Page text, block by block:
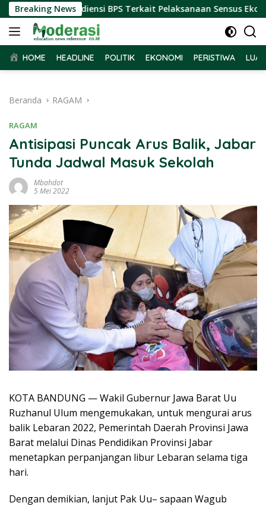
Langsung
ke
konten
Breaking News
Terima Audiensi BPS Terkait Pelaksanaan Sensus Ekonomi
HOME HEADLINE POLITIK EKONOMI PERISTIWA
Beranda RAGAM
RAGAM
Antisipasi Puncak Arus Balik, Jabar
Tunda Jadwal Masuk Sekolah
Mbahdot
5 Mei 2022
KOTA BANDUNG — Wakil Gubernur Jawa Barat Uu
Ruzhanul Ulum mengemukakan, untuk mengurai arus
balik Lebaran 2022, Pemerintah Daerah Provinsi Jawa
Barat melalui Dinas Pendidikan Provinsi Jabar
menetapkan perpanjangan libur Lebaran selama tiga
hari.
Dengan demikian, lanjut Pak Uu– sapaan Wagub